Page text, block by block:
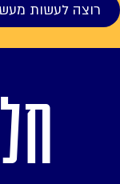
רוצה לעשות